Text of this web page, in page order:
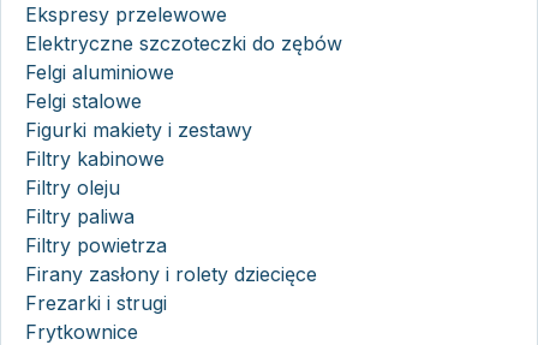
Ekspresy przelewowe
Elektryczne szczoteczki do zębów
Felgi aluminiowe
Felgi stalowe
Figurki makiety i zestawy
Filtry kabinowe
Filtry oleju
Filtry paliwa
Filtry powietrza
Firany zasłony i rolety dziecięce
Frezarki i strugi
Frytkownice